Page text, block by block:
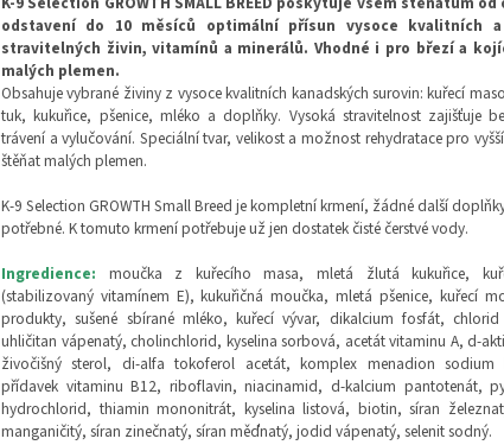
odstavení do 10 měsíců optimální přísun vysoce kvalitních
stravitelných živin, vitamínů a minerálů. Vhodné i pro březí a
malých plemen.
Obsahuje vybrané živiny z vysoce kvalitních kanadských surovin: kuřecí
tuk, kukuřice, pšenice, mléko a doplňky. Vysoká stravitelnost zajišťuje
trávení a vylučování. Speciální tvar, velikost a možnost rehydratace pro
štěňat malých plemen.
K-9 Selection GROWTH Small Breed je kompletní krmení, žádné další
potřebné. K tomuto krmení potřebuje už jen dostatek čisté čerstvé vody.
Ingredience:
moučka z kuřecího masa, mletá žlutá kukuřice,
(stabilizovaný vitamínem E), kukuřičná moučka, mletá pšenice, kuřecí
produkty, sušené sbírané mléko, kuřecí vývar, dikalcium fosfát,
uhličitan vápenatý, cholinchlorid, kyselina sorbová, acetát vitaminu A, d-
živočišný sterol, di-alfa tokoferol acetát, komplex menadion sodium
přídavek vitaminu B12, riboflavin, niacinamid, d-kalcium pantotenát,
hydrochlorid, thiamin mononitrát, kyselina listová, biotin, síran
manganičitý, síran zinečnatý, síran měďnatý, jodid vápenatý, selenit sodný.